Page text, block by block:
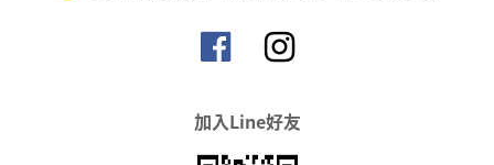
加入Line好友